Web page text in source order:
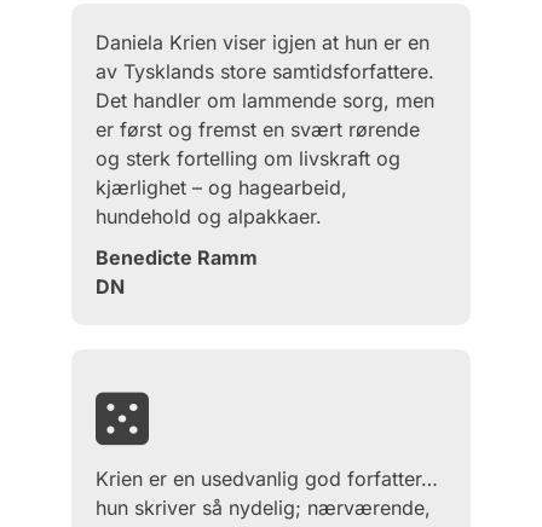
Daniela Krien viser igjen at hun er en
av Tysklands store samtidsforfattere.
Det handler om lammende sorg, men
er først og fremst en svært rørende
og sterk fortelling om livskraft og
kjærlighet – og hagearbeid,
hundehold og alpakkaer.
Benedicte Ramm
DN
Krien er en usedvanlig god forfatter…
hun skriver så nydelig; nærværende,